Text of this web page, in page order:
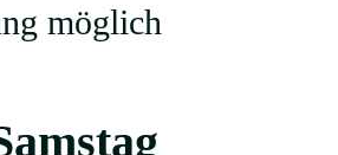
möglich